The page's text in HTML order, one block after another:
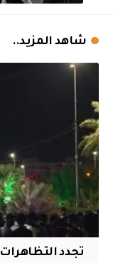
شاهد المزيد..
تجدد